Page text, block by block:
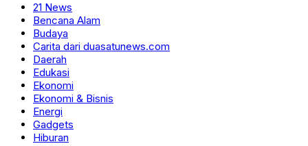
21 News
Bencana Alam
Budaya
Carita dari duasatunews.com
Daerah
Edukasi
Ekonomi
Ekonomi & Bisnis
Energi
Gadgets
Hiburan